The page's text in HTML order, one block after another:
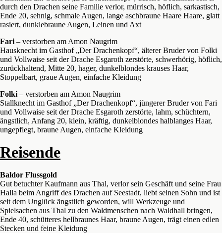
durch den Drachen seine Familie verlor, mürrisch, höflich, sarkastisch,
Ende 20, sehnig, schmale Augen, lange aschbraune Haare Haare, glatt
rasiert, dunklebraune Augen, Leinen und Axt
Fari – verstorben am Amon Naugrim
Hausknecht im Gasthof „Der Drachenkopf“, älterer Bruder von Folki
und Vollwaise seit der Drache Esgaroth zerstörte, schwerhörig, höflich,
zurückhaltend, Mitte 20, hager, dunkelblondes krauses Haar,
Stoppelbart, graue Augen, einfache Kleidung
Folki – verstorben am Amon Naugrim
Stallknecht im Gasthof „Der Drachenkopf“, jüngerer Bruder von Fari
und Vollwaise seit der Drache Esgaroth zerstörte, lahm, schüchtern,
ängstlich, Anfang 20, klein, kräftig, dunkelblondes halblanges Haar,
ungepflegt, braune Augen, einfache Kleidung
Reisende
Baldor Flussgold
Gut betuchter Kaufmann aus Thal, verlor sein Geschäft und seine Frau
Halla beim Angriff des Drachen auf Seestadt, liebt seinen Sohn und ist
seit dem Unglück ängstlich geworden, will Werkzeuge und
Spielsachen aus Thal zu den Waldmenschen nach Waldhall bringen,
Ende 40, schütteres hellbraunes Haar, braune Augen, trägt einen edlen
Stecken und feine Kleidung